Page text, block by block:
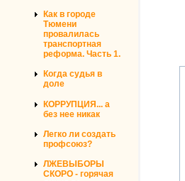
Как в городе
Тюмени
провалилась
транспортная
реформа. Часть 1.
Когда судья в
доле
КОРРУПЦИЯ... а
без нее никак
Легко ли создать
профсоюз?
ЛЖЕВЫБОРЫ
СКОРО - горячая